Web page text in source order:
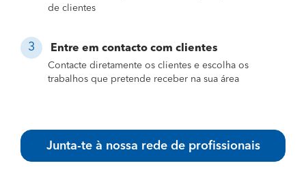
de clientes
Entre em contacto com clientes
Contacte diretamente os clientes e escolha os
trabalhos que pretende receber na sua área
Junta-te à nossa rede de profissionais